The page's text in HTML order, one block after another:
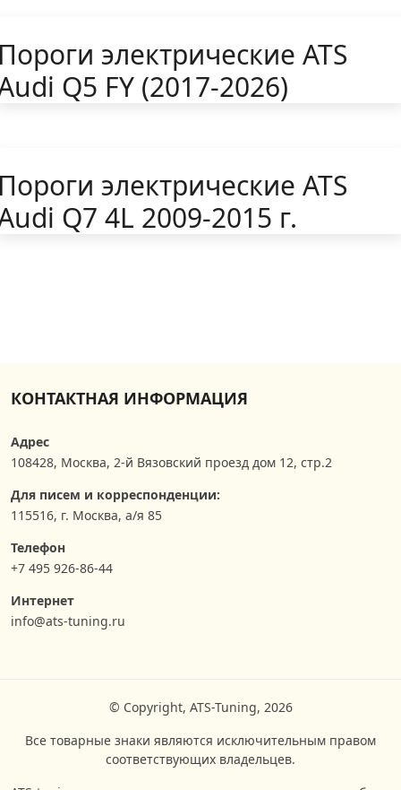
электрические ATS
Q5 FY (2017-2026)
электрические ATS
Q7 4L 2009-2015 г.
КОНТАКТНАЯ ИНФОРМАЦИЯ
Адрес
108428, Москва, 2-й Вязовский проезд дом 12, стр.2
Для писем и корреспонденции:
115516, г. Москва, а/я 85
Телефон
+7 495 926-86-44
Интернет
info@ats-tuning.ru
© Copyright, ATS-Tuning, 2026
Все товарные знаки являются исключительным правом
соответствующих владельцев.